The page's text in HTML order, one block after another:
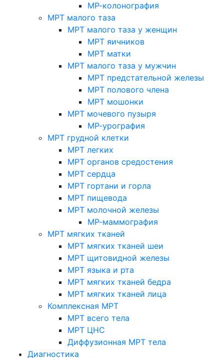
МР-колонография
МРТ малого таза
МРТ малого таза у женщин
МРТ яичников
МРТ матки
МРТ малого таза у мужчин
МРТ предстательной железы
МРТ полового члена
МРТ мошонки
МРТ мочевого пузыря
МР-урография
МРТ грудной клетки
МРТ легких
МРТ органов средостения
МРТ сердца
МРТ гортани и горла
МРТ пищевода
МРТ молочной железы
МР-маммография
МРТ мягких тканей
МРТ мягких тканей шеи
МРТ щитовидной железы
МРТ языка и рта
МРТ мягких тканей бедра
МРТ мягких тканей лица
Комплексная МРТ
МРТ всего тела
МРТ ЦНС
Диффузионная МРТ тела
Диагностика